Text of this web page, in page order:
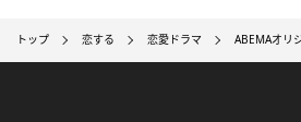
トップ 恋する 恋愛ドラマ ABEMAオリ